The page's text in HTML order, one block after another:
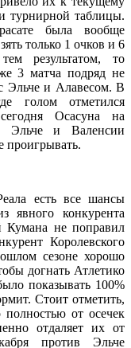
турнирной таблицы.
была вообще
только 1 очков и 6
результатом, то
3 матча подряд не
Эльче и Алавесом. В
голом отметился
Осасуна на
Эльче и Валенсии
проигрывать.
есть все шансы
явного конкурента
Кумана не поправил
Королевского
сезоне хорошо
догнать Атлетико
показывать 100%
Стоит отметить,
от осечек
отдаляет их от
против Эльче